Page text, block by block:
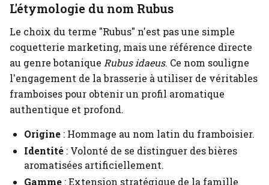
L'étymologie du nom Rubus
Le choix du terme "Rubus" n'est pas une simple
coquetterie marketing, mais une référence directe
au genre botanique Rubus idaeus. Ce nom souligne
l'engagement de la brasserie à utiliser de véritables
framboises pour obtenir un profil aromatique
authentique et profond.
Origine : Hommage au nom latin du framboisier.
Identité : Volonté de se distinguer des bières
aromatisées artificiellement.
Gamme : Extension stratégique de la famille